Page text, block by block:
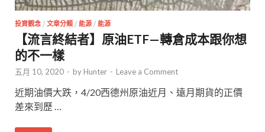
投資觀念 / 文章分類 / 能源 / 能源
【流言終結者】原油ETF—轉倉成本跟你想
的不一樣
五月 10, 2020 - by Hunter - Leave a Comment
近期油價大跌，4/20西德州原油近月、遠月期貨的正價
差來到歷 …